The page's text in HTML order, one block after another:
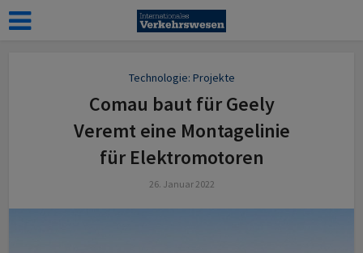
Technologie: Projekte
Comau baut für Geely
Veremt eine Montagelinie
für Elektromotoren
26. Januar 2022